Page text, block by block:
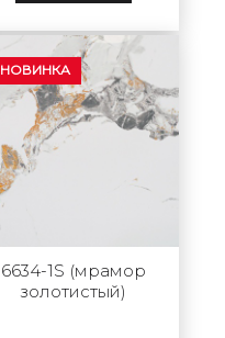
НОВИНКА
6634-1S (мрамор
золотистый)